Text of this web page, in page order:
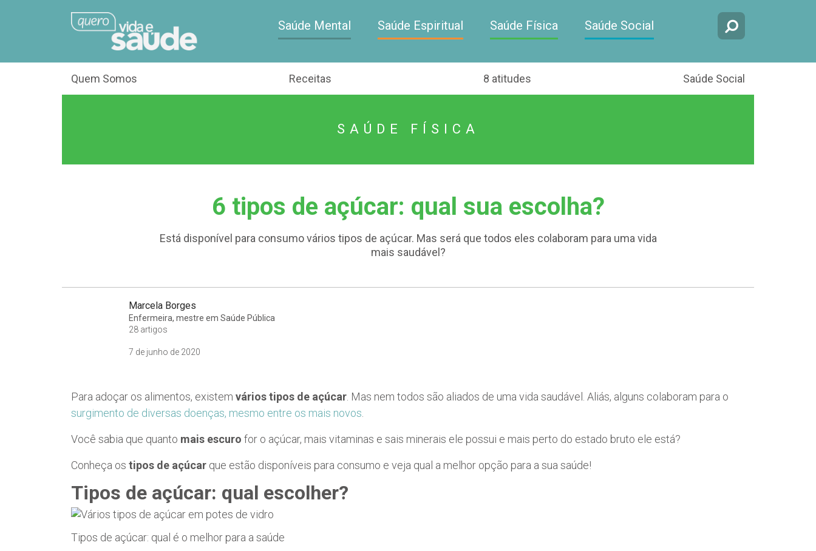
Saúde Mental Saúde Espiritual Saúde Física Saúde Social
Quem Somos Receitas 8 atitudes Saúde Social
SAÚDE FÍSICA
6 tipos de açúcar: qual sua escolha?
Está disponível para consumo vários tipos de açúcar. Mas será que todos eles colaboram para uma vida
mais saudável?
Marcela Borges
Enfermeira, mestre em Saúde Pública
28 artigos
7 de junho de 2020
Para adoçar os alimentos, existem vários tipos de açúcar . Mas nem todos são aliados de uma vida saudável. Aliás, alguns colaboram para o
surgimento de diversas doenças, mesmo entre os mais novos
Você sabia que quanto mais escuro for o açúcar, mais vitaminas e sais minerais ele possui e mais perto do estado bruto ele está?
Conheça os tipos de açúcar que estão disponíveis para consumo e veja qual a melhor opção para a sua saúde!
Tipos de açúcar: qual escolher?
Tipos de açúcar: qual é o melhor para a saúde